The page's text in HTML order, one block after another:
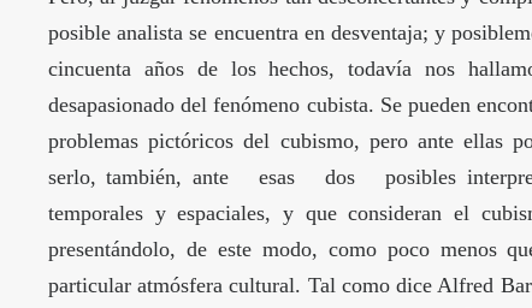
posible analista se encuentra en desventaja; y
cincuenta años de los hechos, todavía nos
desapasionado del fenómeno cubista. Se pueden
problemas pictóricos del cubismo, pero ante ellas
serlo, también, ante esas dos posibles
temporales y espaciales, y que consideran el
presentándolo, de este modo, como poco menos
particular atmósfera cultural. Tal como dice Alfred